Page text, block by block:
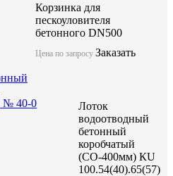
А15 до F900) может
1000мм и качественные
по технологии
Корзинка для
пескоуловителя
бетонного DN500
Цена по запросуЗаказать
Лоток
водоотводный
бетонный
коробчатый
(СО-400мм) КU
100.54(40).65(57)